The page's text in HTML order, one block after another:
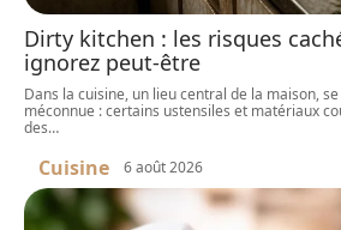
Dirty kitchen : les risques
ignorez peut-être
Dans la cuisine, un lieu central de la maison,
méconnue : certains ustensiles et matériaux
des…
Cuisine 6 août 2026